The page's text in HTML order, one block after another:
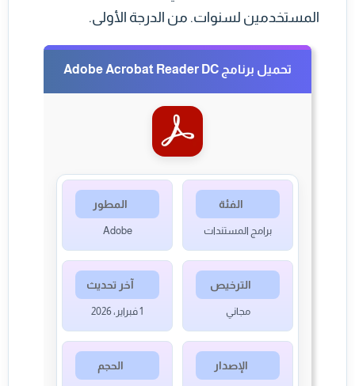
المستخدمين لسنوات. من الدرجة الأولى.
تحميل برنامج Adobe Acrobat Reader DC
الفئة
برامج المستندات
المطور
Adobe
الترخيص
مجاني
آخر تحديث
1 فبراير، 2026
الإصدار الحجم